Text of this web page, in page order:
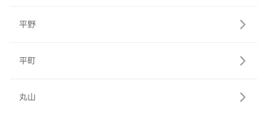
平野
平町
丸山